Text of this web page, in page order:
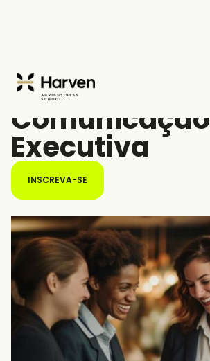
CURSO LIVRE
Comunicação
Executiva
INSCREVA-SE